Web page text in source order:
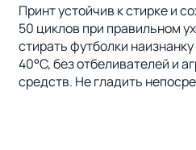
Принт устойчив к стирке и
50 циклов при правильном
стирать футболки
40°C, без отбеливателей и
средств. Не гладить